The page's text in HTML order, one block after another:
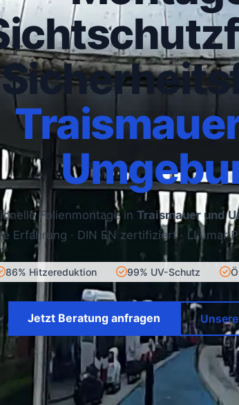
Folienmontage in Traismauer und
Erfahrung · DIN EN zertifiziert · LLumar
86% Hitzereduktion 99% UV-Schutz
Jetzt Beratung anfragen